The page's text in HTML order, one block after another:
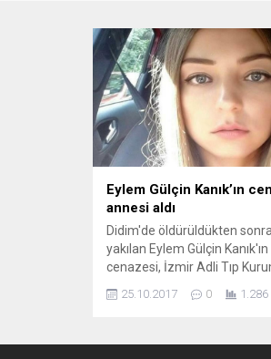
Eylem Gülçin Kanık’ın
annesi aldı
Didim'de öldürüldükten
yakılan Eylem Gülçin Kanık'ın
cenazesi, İzmir Adli Tıp
Kanık, Bursa'da toprağa
25.10.2017 0 1.286